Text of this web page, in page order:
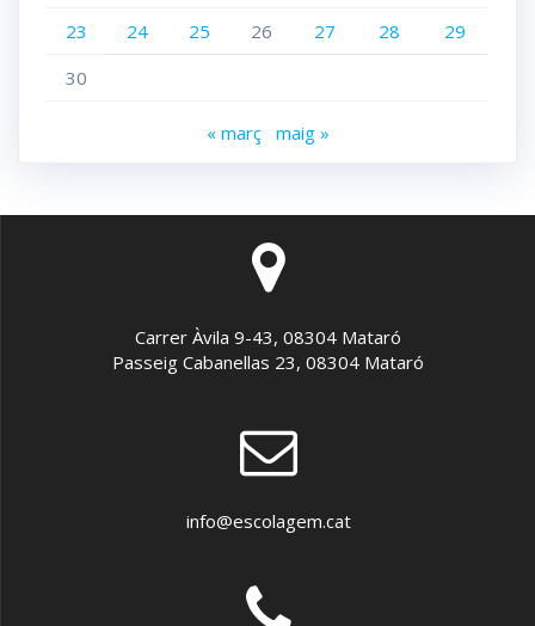
23
24 25 26 27 28
29
30
« març maig »
Carrer Àvila 9-43, 08304 Mataró
Passeig Cabanellas 23, 08304 Mataró
info@escolagem.cat